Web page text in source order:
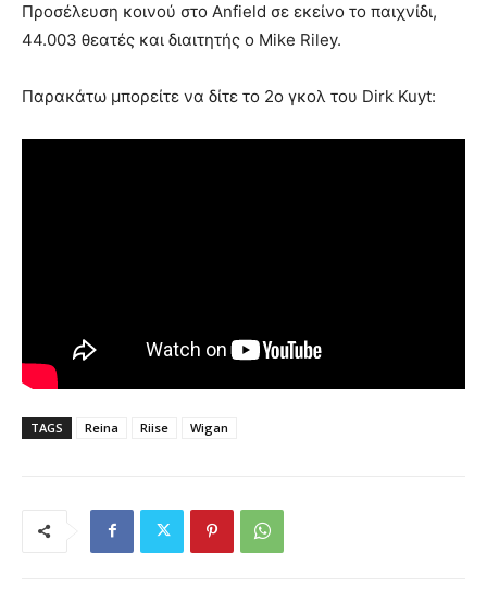
Προσέλευση κοινού στο Anfield σε εκείνο το παιχνίδι,
44.003 θεατές και διαιτητής ο Mike Riley.
Παρακάτω μπορείτε να δίτε το 2ο γκολ του Dirk Kuyt:
TAGS Reina Riise Wigan